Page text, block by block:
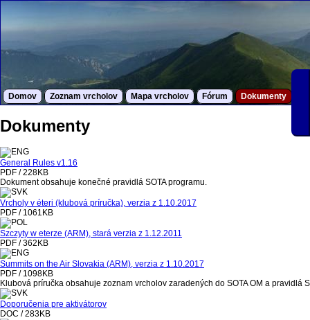
Domov Zoznam vrcholov Mapa vrcholov Fórum Dokumenty
Dokumenty
General Rules v1.16
PDF / 228KB
Dokument obsahuje konečné pravidlá SOTA programu.
Vrcholy v éteri (klubová príručka), verzia z 1.10.2017
PDF / 1061KB
Szczyty w eterze (ARM), stará verzia z 1.12.2011
PDF / 362KB
Summits on the Air Slovakia (ARM), verzia z 1.10.2017
PDF / 1098KB
Klubová príručka obsahuje zoznam vrcholov zaradených do SOTA OM a pravidlá
Doporučenia pre aktivátorov
DOC / 283KB